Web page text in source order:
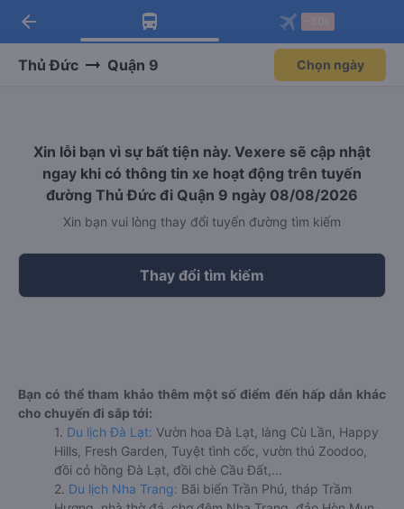
Tải app Vexere ngay!
Nhận ưu đãi thành viên độc
Mở app
Tải app Vexere
-30k/ghế khi đặt vé máy bay qua
Mở app
arrow_back
Thủ Đức Quận 9 Chọn ngày
Xin lỗi bạn vì sự bất tiện này. Vexere sẽ cập nhật
ngay khi có thông tin xe hoạt động trên tuyến
đường Thủ Đức đi Quận 9 ngày 08/08/2026
Xin bạn vui lòng thay đổi tuyến đường tìm kiếm
Thay đổi tìm kiếm
Bạn có thể tham khảo thêm một số điểm đến hấp dẫn khác
cho chuyến đi sắp tới:
1. Du lịch Đà Lạt: Vườn hoa Đà Lạt, làng Cù Lần, Happy
Hills, Fresh Garden, Tuyệt tình cốc, vườn thú Zoodoo,
đồi cỏ hồng Đà Lạt, đồi chè Cầu Đất,...
2. Du lịch Nha Trang: Bãi biển Trần Phú, tháp Trầm